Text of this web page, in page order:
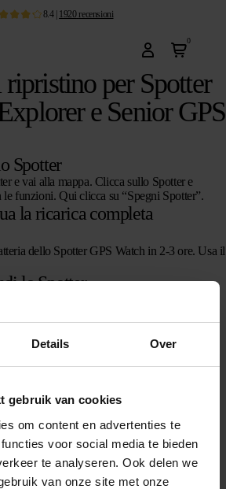
Details Over
gebruik van cookies
om content en advertenties te
voor social media te bieden
te analyseren. Ook delen we
van onze site met onze
8.4| 1920 recensioni
0
ripristino per Spotter
e Senior GPS
Spotter
e vai alla mappa. Clicca sullo Spotter e
le funzioni. Qui clicca su “Spegni Spotter”.
la ricarica completa
dello Spotter GPS Watch in 2-3 ore. Usa il
lo Spotter
Explorer/Senior tenendo premuto il
il logo Spotter non appare sullo
Watch Explorer/Senior all’aperto per
possibile.
la posizione
e vai alla mappa. Clicca sullo Spotter e
funzioni. Qui clicca su “richiedi posizione”.
secondi la posizione attuale dello Spotter
viene ora ricevuta
tutti i passaggi? Contatta l'assistenza